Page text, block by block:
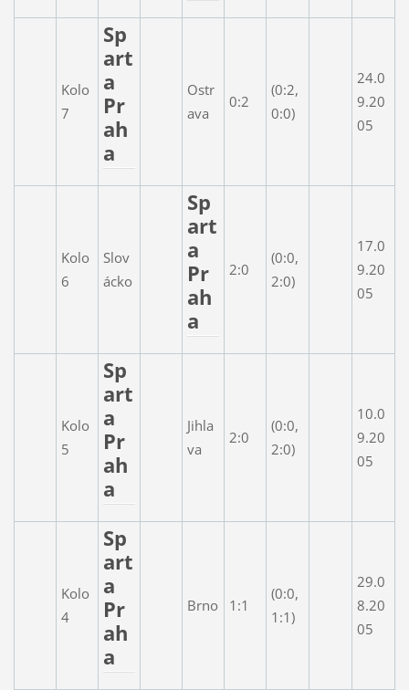
Kolo
7
Sp
art
a
Pr
ah
a
Ostr
ava
0:2
(0:2,
0:0)
24.0
9.20
05
Kolo
6
Slov
ácko
Sp
art
a
Pr
ah
a
2:0
(0:0,
2:0)
17.0
9.20
05
Kolo
5
Sp
art
a
Pr
ah
a
Jihla
va
2:0
(0:0,
2:0)
10.0
9.20
05
Kolo
4
Sp
art
a
Pr
ah
a
Brno 1:1
(0:0,
1:1)
29.0
8.20
05